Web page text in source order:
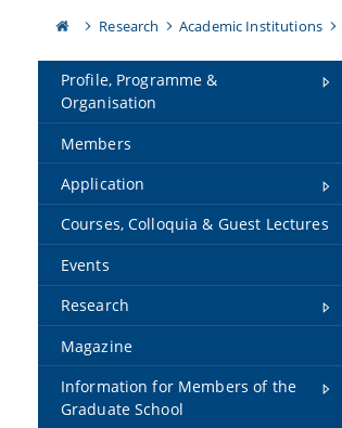
Research Academic Institutions
Profile, Programme &
Organisation
Members
Application
Courses, Colloquia & Guest Lectures
Events
Research
Magazine
Information for Members of the
Graduate School